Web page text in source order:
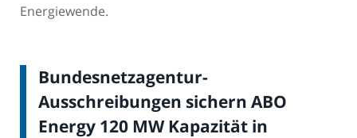
Energiewende.
Bundesnetzagentur-
Ausschreibungen sichern ABO
Energy 120 MW Kapazität in